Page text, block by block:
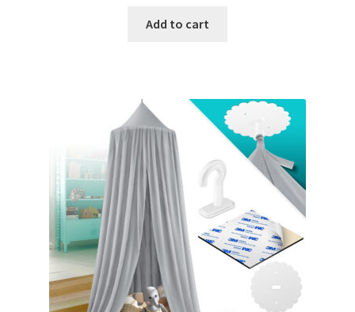
was:
Add to cart